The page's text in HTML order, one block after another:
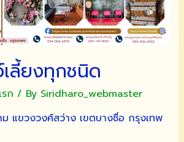
เลี้ยงทุกชนิด
ก / By Siridharo_webmaster
แขวงวงศ์สว่าง เขตบางซื่อ กรุงเทพ